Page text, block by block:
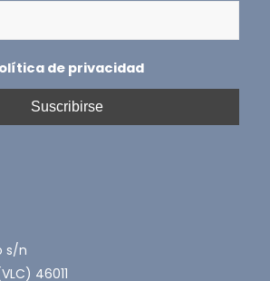
de privacidad
s/n
46011